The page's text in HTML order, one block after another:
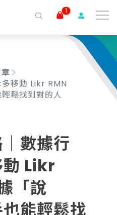
1
多移動 Likr RMN
鬆找到對的人
｜數據行
動 Likr
「說
能輕鬆找